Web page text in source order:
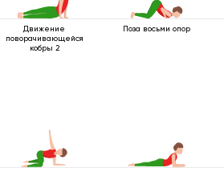
Движение
поворачивающейся
кобры 2
Поза восьми опор